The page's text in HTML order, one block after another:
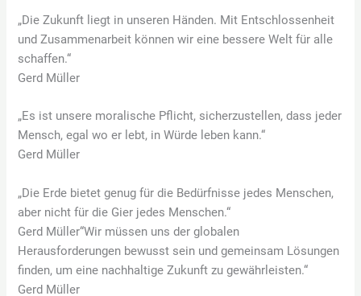
„Die Zukunft liegt in unseren Händen. Mit Entschlossenheit
und Zusammenarbeit können wir eine bessere Welt für alle
schaffen.“
Gerd Müller
„Es ist unsere moralische Pflicht, sicherzustellen, dass jeder
Mensch, egal wo er lebt, in Würde leben kann.“
Gerd Müller
„Die Erde bietet genug für die Bedürfnisse jedes Menschen,
aber nicht für die Gier jedes Menschen.“
Gerd Müller“Wir müssen uns der globalen
Herausforderungen bewusst sein und gemeinsam Lösungen
finden, um eine nachhaltige Zukunft zu gewährleisten.“
Gerd Müller